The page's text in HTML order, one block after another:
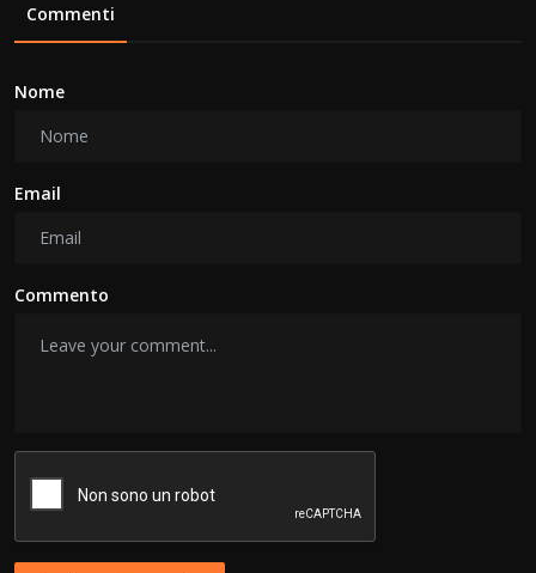
Commenti
Nome
Email
Commento